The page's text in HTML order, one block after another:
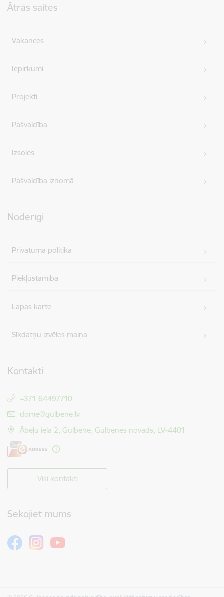
Ātrās saites
Vakances
Iepirkumi
Projekti
Pašvaldība
Izsoles
Pašvaldība iznomā
Noderīgi
Privātuma politika
Piekļūstamība
Lapas karte
Sīkdatņu izvēles maiņa
Kontakti
+371 64497710
E-pasts:
dome@gulbene.lv
Ābeļu iela 2, Gulbene, Gulbenes novads, LV-4401
Visi kontakti
Sekojiet mums